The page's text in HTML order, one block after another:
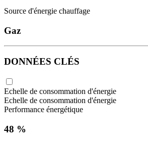
Source d'énergie chauffage
Gaz
DONNÉES CLÉS
Echelle de consommation d'énergie
Echelle de consommation d'énergie
Performance énergétique
48 %